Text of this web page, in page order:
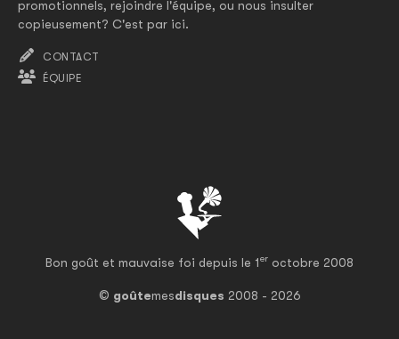
Bon goût et mauvaise foi depuis le 1er octobre 2008
© goûtemesdisques 2008 - 2026
promotionnels, rejoindre l'équipe, ou nous insulter
copieusement? C'est par ici.
CONTACT
ÉQUIPE